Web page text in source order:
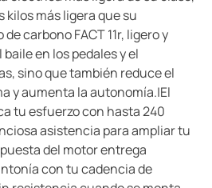
más ligera que su
carbono FACT 11r, ligero y
en los pedales y el
sino que también reduce el
y aumenta la autonomía.|El
tu esfuerzo con hasta 240
asistencia para ampliar tu
del motor entrega
con tu cadencia de